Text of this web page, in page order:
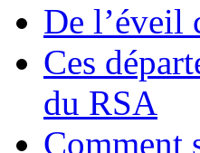
De l’éveil
Ces
du RSA
Comment